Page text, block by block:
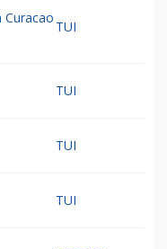
Curacao
TUI
TUI
TUI
TUI